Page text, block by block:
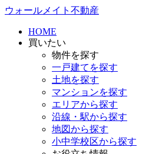
ウォールメイト不動産
HOME
買いたい
物件を探す
一戸建てを探す
土地を探す
マンションを探す
エリアから探す
沿線・駅から探す
地図から探す
小中学校区から探す